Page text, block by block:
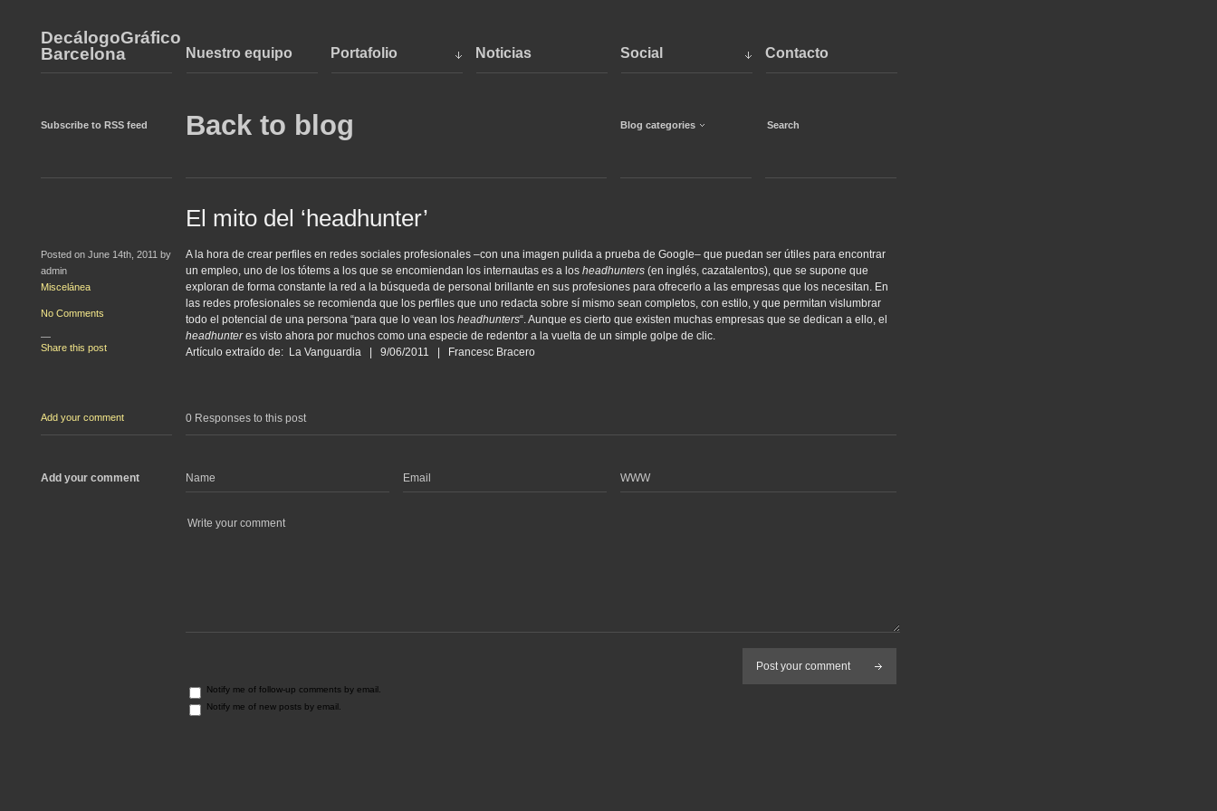
DecálogoGráfico
Barcelona
Nuestro equipo Portafolio Noticias Social Contacto
Subscribe to RSS feed Back to blog Blog categories
El mito del ‘headhunter’
Posted on June 14th, 2011 by
admin
Miscelánea
No Comments
—
Share this post
A la hora de crear perfiles en redes sociales profesionales –con una imagen pulida a prueba de Google– que puedan ser útiles para encontrar
un empleo, uno de los tótems a los que se encomiendan los internautas es a los headhunters (en inglés, cazatalentos), que se supone que
exploran de forma constante la red a la búsqueda de personal brillante en sus profesiones para ofrecerlo a las empresas que los necesitan. En
las redes profesionales se recomienda que los perfiles que uno redacta sobre sí mismo sean completos, con estilo, y que permitan vislumbrar
todo el potencial de una persona “para que lo vean los headhunters“. Aunque es cierto que existen muchas empresas que se dedican a ello, el
headhunteres visto ahora por muchos como una especie de redentor a la vuelta de un simple golpe de clic.
Artículo extraído de: La Vanguardia | 9/06/2011 | Francesc Bracero
Add your comment 0 Responses to this post
Add your comment
Notify me of follow-up comments by email.
Notify me of new posts by email.